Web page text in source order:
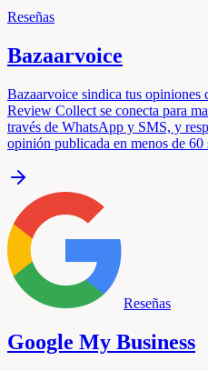
Reseñas
Bazaarvoice
Bazaarvoice sindica tus opiniones
Review Collect se conecta para
través de WhatsApp y SMS, y
opinión publicada en menos de 60
Reseñas
Google My Business